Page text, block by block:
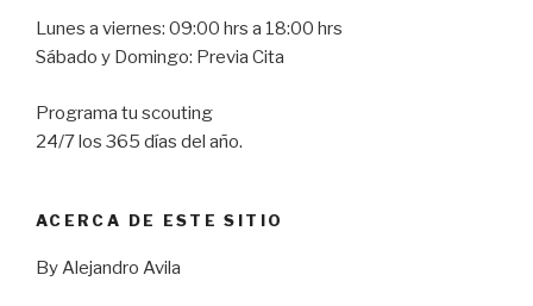
Lunes a viernes: 09:00 hrs a 18:00 hrs
Sábado y Domingo: Previa Cita
Programa tu scouting
24/7 los 365 días del año.
ACERCA DE ESTE SITIO
By Alejandro Avila